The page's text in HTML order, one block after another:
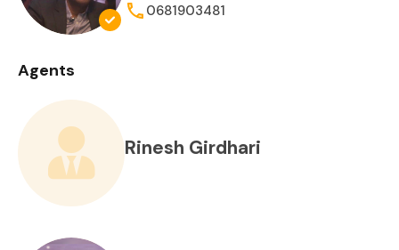
0681903481
Agents
Rinesh Girdhari